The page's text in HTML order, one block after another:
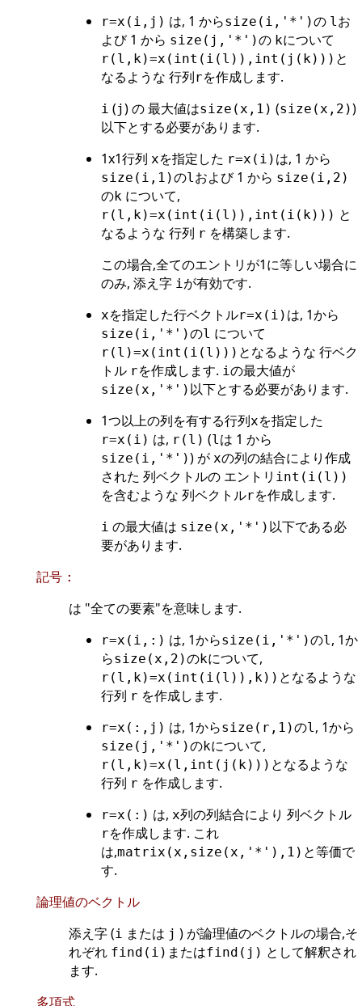
r=x(i,j) は, 1 からsize(i,'*')の lお
よび 1 から size(j,'*')の kについて
r(l,k)=x(int(i(l)),int(j(k))) と
なるような 行列rを作成します.
i (j) の 最大値はsize(x,1) (size(x,2))
以下とする必要があります.
1x1行列 xを指定した r=x(i) は, 1 から
size(i,1)のlおよび 1 から size(i,2)
のk について,
r(l,k)=x(int(i(l)),int(i(k))) と
なるような 行列 r を構築します.
この場合,全てのエントリが1に等しい場合に
のみ, 添え字 iが有効です.
xを指定した行ベクトルr=x(i) は, 1から
size(i,'*')のl について
r(l)=x(int(i(l))) となるような 行ベク
トル rを作成します. iの最大値が
size(x,'*') 以下とする必要があります.
1つ以上の列を有する行列xを指定した
r=x(i) は, r(l) (lは 1 から
size(i,'*')) が xの列の結合により作成
された 列ベクトルの エントリ int(i(l))
を含むような 列ベクトルrを作成します.
i の最大値は size(x,'*') 以下である必
要があります.
記号 :
は "全ての要素"を意味します.
r=x(i,:) は, 1からsize(i,'*')のl, 1か
らsize(x,2)のkについて,
r(l,k)=x(int(i(l)),k)) となるような
行列 r を作成します.
r=x(:,j) は, 1からsize(r,1)のl, 1から
size(j,'*')のkについて,
r(l,k)=x(l,int(j(k))) となるような
行列 r を作成します.
r=x(:) は, x列の列結合により 列ベクトル
rを作成します. これ
は,matrix(x,size(x,'*'),1) と等価で
す.
論理値のベクトル
添え字 (i または j ) が論理値のベクトルの場合,そ
れぞれ find(i) またはfind(j) として解釈され
ます.
多項式